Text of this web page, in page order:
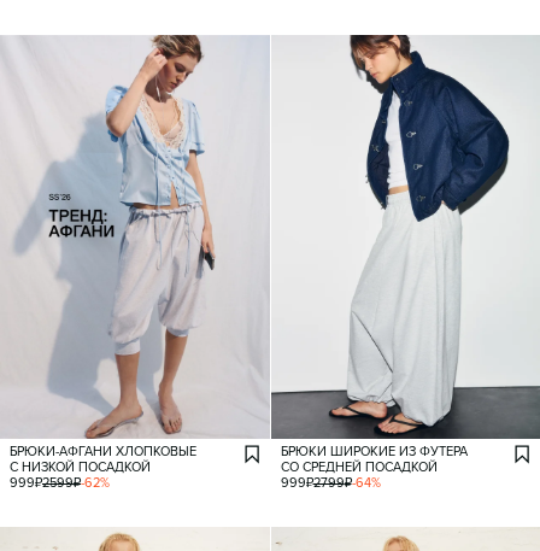
БРЮКИ-АФГАНИ ХЛОПКОВЫЕ
С НИЗКОЙ ПОСАДКОЙ
999₽2599₽-62%
БРЮКИ ШИРОКИЕ ИЗ ФУТЕРА
СО СРЕДНЕЙ ПОСАДКОЙ
999₽2799₽-64%